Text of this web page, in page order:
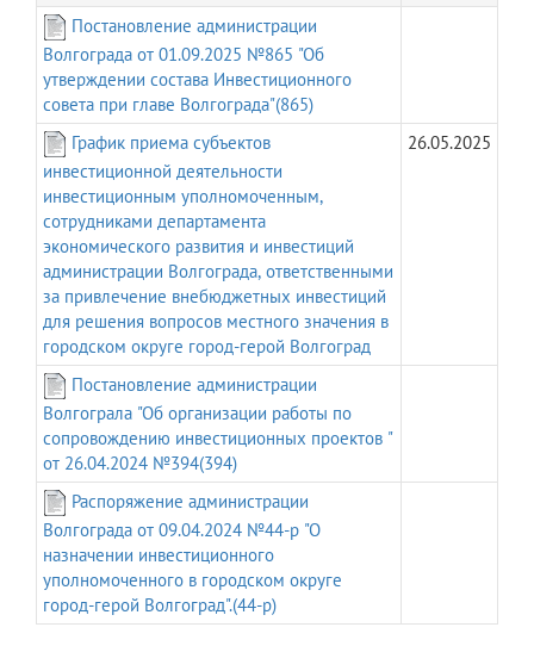
Постановление администрации
Волгограда от 01.09.2025 №865 "Об
утверждении состава Инвестиционного
совета при главе Волгограда"(865)
График приема субъектов
инвестиционной деятельности
инвестиционным уполномоченным,
сотрудниками департамента
экономического развития и инвестиций
администрации Волгограда, ответственными
за привлечение внебюджетных инвестиций
для решения вопросов местного значения в
городском округе город-герой Волгоград
26.05.2025
Постановление администрации
Волгограла "Об организации работы по
сопровождению инвестиционных проектов "
от 26.04.2024 №394(394)
Распоряжение администрации
Волгограда от 09.04.2024 №44-р "О
назначении инвестиционного
уполномоченного в городском округе
город-герой Волгоград".(44-р)